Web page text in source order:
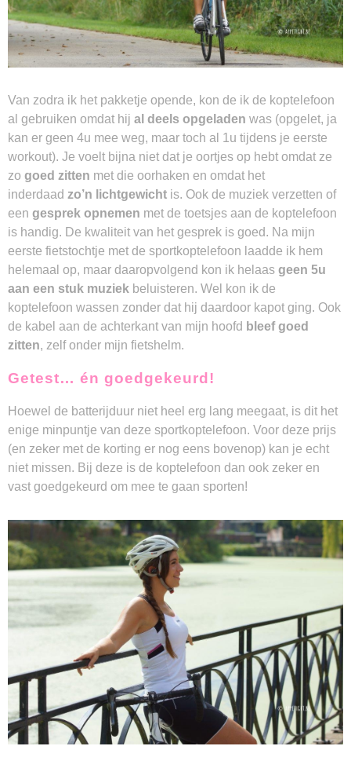
Van zodra ik het pakketje opende, kon de ik de koptelefoon
al gebruiken omdat hij al deels opgeladen was (opgelet, ja
kan er geen 4u mee weg, maar toch al 1u tijdens je eerste
workout). Je voelt bijna niet dat je oortjes op hebt omdat ze
zo goed zitten met die oorhaken en omdat het
inderdaad zo’n lichtgewicht is. Ook de muziek verzetten of
een gesprek opnemen met de toetsjes aan de koptelefoon
is handig. De kwaliteit van het gesprek is goed. Na mijn
eerste fietstochtje met de sportkoptelefoon laadde ik hem
helemaal op, maar daaropvolgend kon ik helaas geen 5u
aan een stuk muziek beluisteren. Wel kon ik de
koptelefoon wassen zonder dat hij daardoor kapot ging. Ook
de kabel aan de achterkant van mijn hoofd bleef goed
zitten, zelf onder mijn fietshelm.
Getest… én goedgekeurd!
Hoewel de batterijduur niet heel erg lang meegaat, is dit het
enige minpuntje van deze sportkoptelefoon. Voor deze prijs
(en zeker met de korting er nog eens bovenop) kan je echt
niet missen. Bij deze is de koptelefoon dan ook zeker en
vast goedgekeurd om mee te gaan sporten!